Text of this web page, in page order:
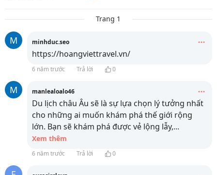
Trang 1
M minhduc.seo
https://hoangviettravel.vn/
6 năm trước Trả lời 0
M manlealoalo46
Du lịch châu Âu sẽ là sự lựa chọn lý tưởng nhất
cho những ai muốn khám phá thế giới rộng
lớn. Bạn sẽ khám phá được vẻ lộng lẫy,...
Xem thêm
6 năm trước Trả lời 0